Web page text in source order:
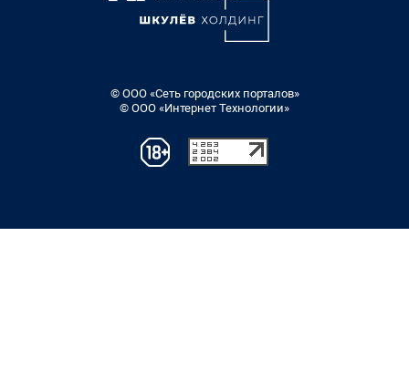
© ООО «Сеть городских порталов»
© ООО «Интернет Технологии»